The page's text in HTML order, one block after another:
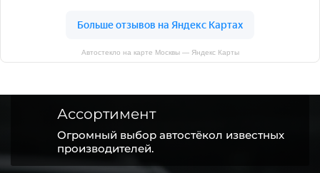
Автостекло на карте Москвы — Яндекс Карты
Ассортимент
Огромный выбор автостёкол известных
производителей.